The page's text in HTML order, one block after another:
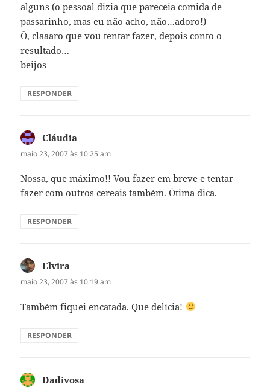
alguns (o pessoal dizia que pareceia comida de
passarinho, mas eu não acho, não…adoro!)
Ô, claaaro que vou tentar fazer, depois conto o
resultado…
beijos
RESPONDER
Cláudia
maio 23, 2007 às 10:25 am
Nossa, que máximo!! Vou fazer em breve e tentar
fazer com outros cereais também. Ótima dica.
RESPONDER
Elvira
maio 23, 2007 às 10:19 am
Também fiquei encatada. Que delícia!
RESPONDER
Dadivosa